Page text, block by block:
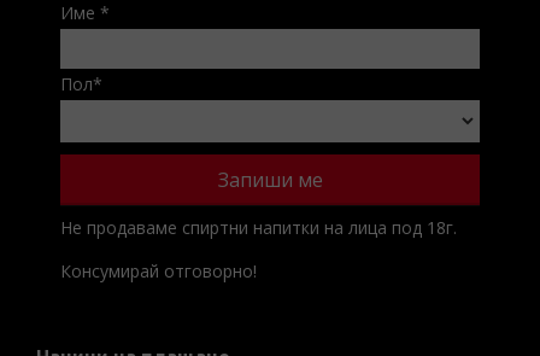
Име *
Пол*
Не продаваме спиртни напитки на лица под 18г.
Консумирай отговорно!